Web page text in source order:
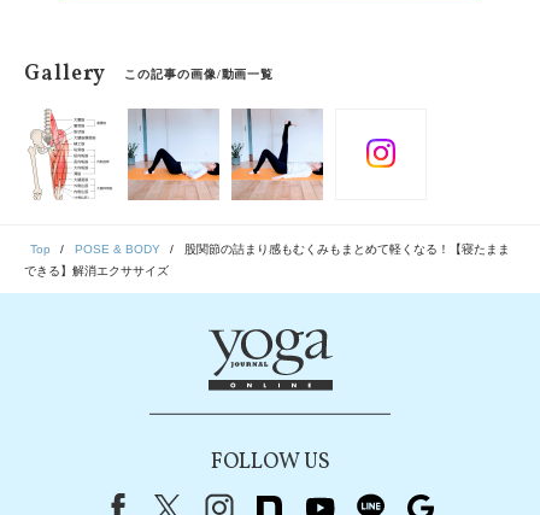
Gallery この記事の画像/動画一覧
Top POSE & BODY
股関節の詰まり感もむくみもまとめて軽くなる！【寝たまま
できる】解消エクササイズ
FOLLOW US
FacebookX（旧Twitter）
instagram
note youtubeline